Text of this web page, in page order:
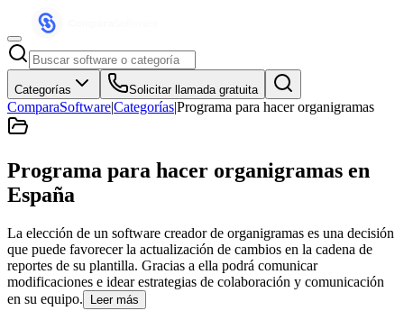
Categorías Solicitar llamada gratuita
ComparaSoftware|Categorías|Programa para hacer organigramas
Programa para hacer organigramas en
España
La elección de un software creador de organigramas es una decisión
que puede favorecer la actualización de cambios en la cadena de
reportes de su plantilla. Gracias a ella podrá comunicar
modificaciones e idear estrategias de colaboración y comunicación
en su equipo.
Leer más